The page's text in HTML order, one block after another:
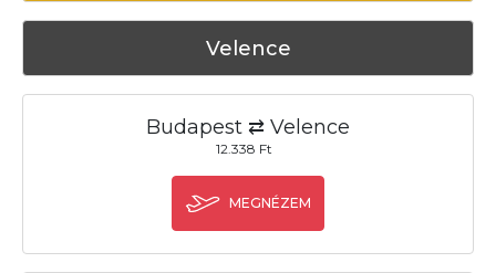
Velence
Budapest ⇄ Velence
12.338 Ft
MEGNÉZEM